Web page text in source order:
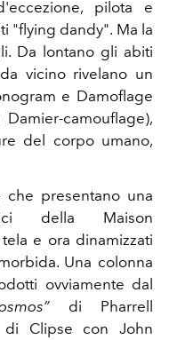
pilota e
"flying dandy". Ma la
Da lontano gli abiti
vicino rivelano un
e Damoflage
camouflage),
del corpo umano,
presentano una
della Maison
e ora dinamizzati
Una colonna
ovviamente dal
di Pharrell
di Clipse con John